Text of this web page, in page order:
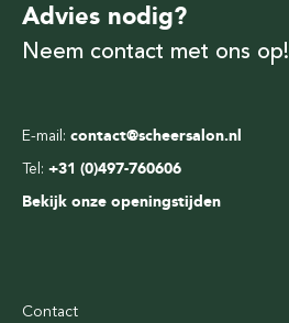
E-mail: contact@scheersalon.nl
Tel: +31 (0)497-760606
Bekijk onze openingstijden
Advies nodig?
Neem contact met ons op!
Contact